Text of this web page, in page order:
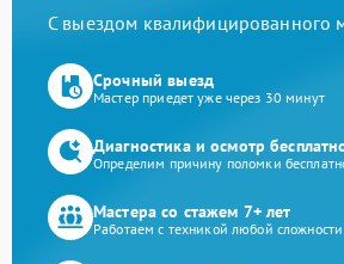
С выездом квалифицированного
Срочный выезд
Мастер приедет уже через 30 минут
Диагностика и осмотр
Определим причину поломки
Мастера со стажем 7+ лет
Работаем с техникой любой сложности